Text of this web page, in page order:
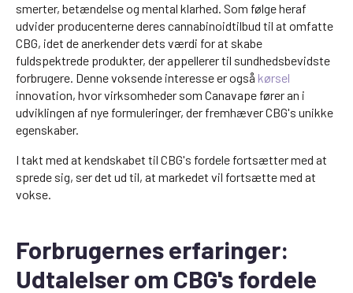
smerter, betændelse og mental klarhed. Som følge heraf
udvider producenterne deres cannabinoidtilbud til at omfatte
CBG, idet de anerkender dets værdi for at skabe
fuldspektrede produkter, der appellerer til sundhedsbevidste
forbrugere. Denne voksende interesse er også kørsel
innovation, hvor virksomheder som Canavape fører an i
udviklingen af nye formuleringer, der fremhæver CBG's unikke
egenskaber.
I takt med at kendskabet til CBG's fordele fortsætter med at
sprede sig, ser det ud til, at markedet vil fortsætte med at
vokse.
Forbrugernes erfaringer:
Udtalelser om CBG's fordele